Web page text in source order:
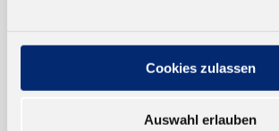
Cookies zulassen
Auswahl erlauben
Institutionen, nicht an Verbraucher im
Sinne des § 13 BGB. Alle Preise in Euro
zzgl. gesetzl. MwSt.